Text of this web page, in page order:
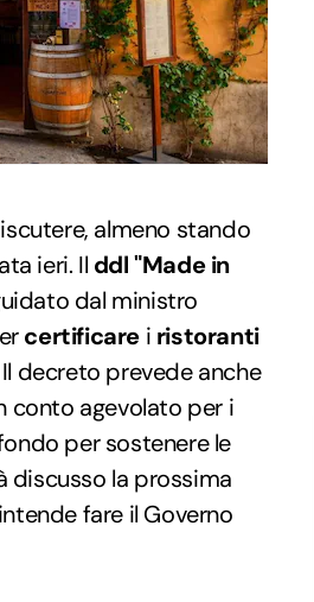
almeno stando
ieri. Il ddl "Made in
dal ministro
certificare i ristoranti
decreto prevede anche
conto agevolato per i
per sostenere le
discusso la prossima
fare il Governo